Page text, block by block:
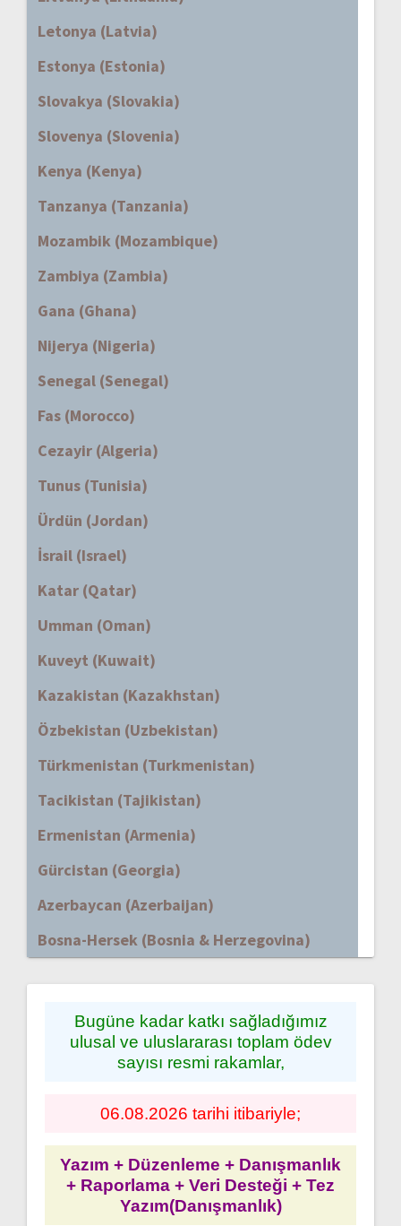
Letonya (Latvia)
Estonya (Estonia)
Slovakya (Slovakia)
Slovenya (Slovenia)
Kenya (Kenya)
Tanzanya (Tanzania)
Mozambik (Mozambique)
Zambiya (Zambia)
Gana (Ghana)
Nijerya (Nigeria)
Senegal (Senegal)
Fas (Morocco)
Cezayir (Algeria)
Tunus (Tunisia)
Ürdün (Jordan)
İsrail (Israel)
Katar (Qatar)
Umman (Oman)
Kuveyt (Kuwait)
Kazakistan (Kazakhstan)
Özbekistan (Uzbekistan)
Türkmenistan (Turkmenistan)
Tacikistan (Tajikistan)
Ermenistan (Armenia)
Gürcistan (Georgia)
Azerbaycan (Azerbaijan)
Bosna-Hersek (Bosnia & Herzegovina)
Bugüne kadar katkı sağladığımız
ulusal ve uluslararası toplam ödev
sayısı resmi rakamlar,
06.08.2026 tarihi itibariyle;
Yazım + Düzenleme + Danışmanlık
+ Raporlama + Veri Desteği + Tez
Yazım(Danışmanlık)